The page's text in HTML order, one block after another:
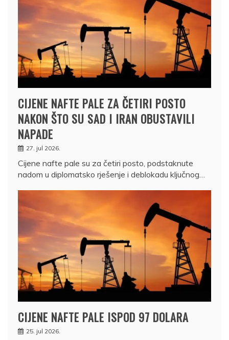
CIJENE NAFTE PALE ZA ČETIRI POSTO
NAKON ŠTO SU SAD I IRAN OBUSTAVILI
NAPADE
27. jul 2026.
Cijene nafte pale su za četiri posto, podstaknute
nadom u diplomatsko rješenje i deblokadu ključnog…
CIJENE NAFTE PALE ISPOD 97 DOLARA
25. jul 2026.